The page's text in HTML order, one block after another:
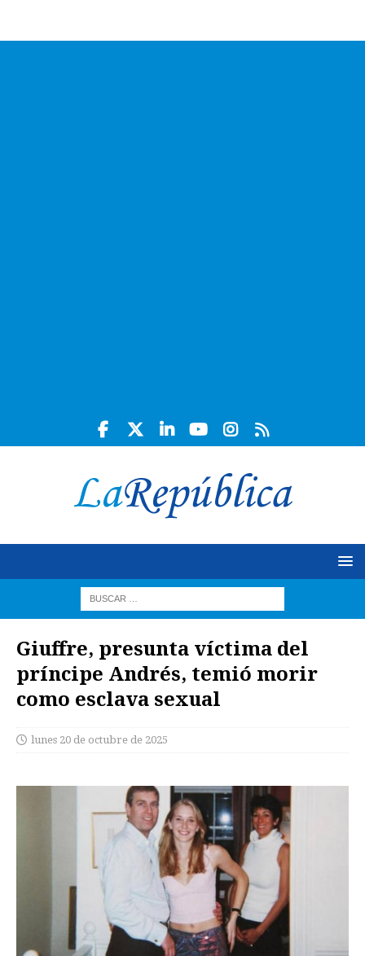
Giuffre, presunta víctima del
príncipe Andrés, temió morir
como esclava sexual
lunes 20 de octubre de 2025